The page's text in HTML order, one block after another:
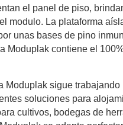
el panel de piso,
modulo. La plataforma
unas bases de pino
Moduplak contiene el
Moduplak sigue
soluciones para
cultivos, bodegas de